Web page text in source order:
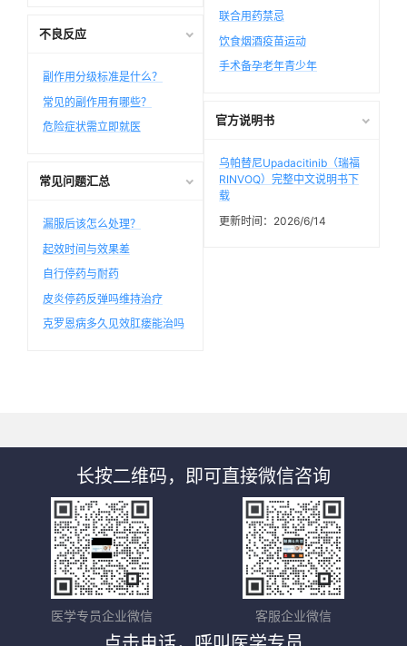
不良反应
副作用分级标准是什么？
常见的副作用有哪些？
危险症状需立即就医
常见问题汇总
漏服后该怎么处理？
起效时间与效果差
自行停药与耐药
皮炎停药反弹吗维持治疗
克罗恩病多久见效肛瘘能治吗
联合用药禁忌
饮食烟酒疫苗运动
手术备孕老年青少年
官方说明书
乌帕替尼Upadacitinib（瑞福
RINVOQ）完整中文说明书下
载
更新时间：2026/6/14
长按二维码，即可直接微信咨询
医学专员企业微信 客服企业微信